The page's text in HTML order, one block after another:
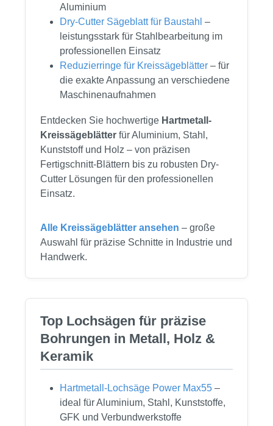
Aluminium
Dry-Cutter Sägeblatt für Baustahl –
leistungsstark für Stahlbearbeitung im
professionellen Einsatz
Reduzierringe für Kreissägeblätter – für
die exakte Anpassung an verschiedene
Maschinenaufnahmen
Entdecken Sie hochwertige Hartmetall-
Kreissägeblätter für Aluminium, Stahl,
Kunststoff und Holz – von präzisen
Fertigschnitt-Blättern bis zu robusten Dry-
Cutter Lösungen für den professionellen
Einsatz.
Alle Kreissägeblätter ansehen – große
Auswahl für präzise Schnitte in Industrie und
Handwerk.
Top Lochsägen für präzise
Bohrungen in Metall, Holz &
Keramik
Hartmetall-Lochsäge Power Max55 –
ideal für Aluminium, Stahl, Kunststoffe,
GFK und Verbundwerkstoffe